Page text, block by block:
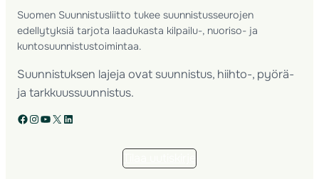
Suomen Suunnistusliitto tukee suunnistusseurojen
edellytyksiä tarjota laadukasta kilpailu-, nuoriso- ja
kuntosuunnistustoimintaa.
Suunnistuksen lajeja ovat suunnistus, hiihto-, pyörä-
ja tarkkuussuunnistus.
Facebook Instagram YouTube X LinkedIn